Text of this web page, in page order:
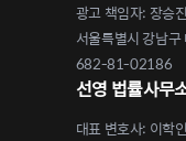
광고 책임자: 장승
서울특별시 강남
682-81-02186
선영 법률사무
대표 변호사: 이학인